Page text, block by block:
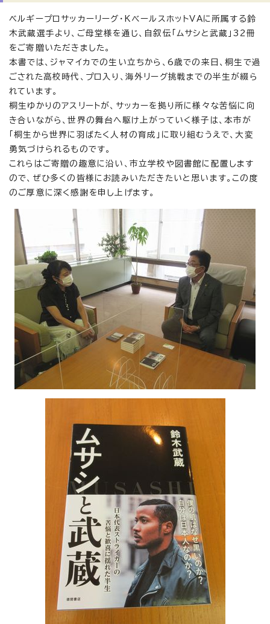
ベルギープロサッカーリーグ・KべールスホットVAに所属する鈴
木武蔵選手より、ご母堂様を通じ、自叙伝「ムサシと武蔵」32冊
をご寄贈いただきました。
本書では、ジャマイカでの生い立ちから、6歳での来日、桐生で過
ごされた高校時代、プロ入り、海外リーグ挑戦までの半生が綴ら
れています。
桐生ゆかりのアスリートが、サッカーを拠り所に様々な苦悩に向
き合いながら、世界の舞台へ駆け上がっていく様子は、本市が
「桐生から世界に羽ばたく人材の育成」に取り組むうえで、大変
勇気づけられるものです。
これらはご寄贈の趣意に沿い、市立学校や図書館に配置します
ので、ぜひ多くの皆様にお読みいただきたいと思います。この度
のご厚意に深く感謝を申し上げます。